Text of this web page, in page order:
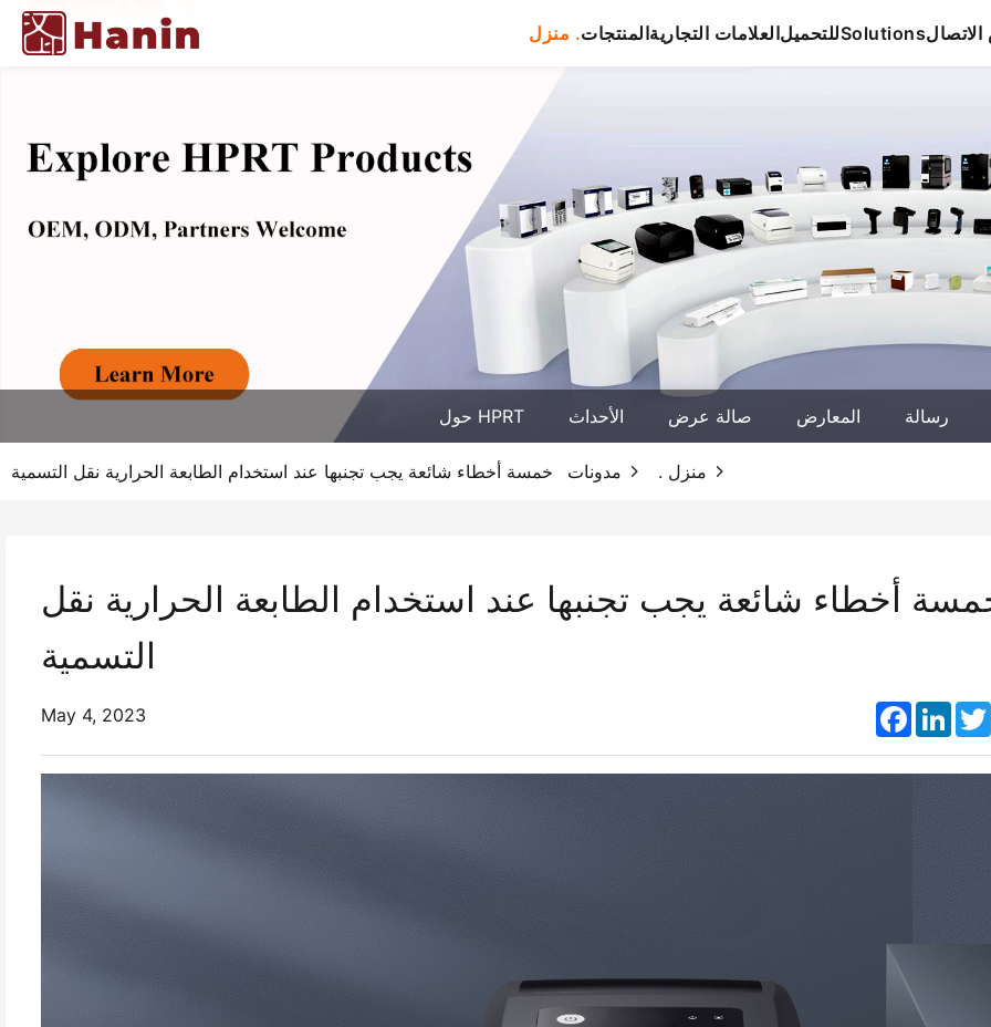
منزل .المنتجاتالعلامات التجاريةللتحميلSolutions
حول HPRT الأحداث صالة عرض المعارض رسالة
منزل . مدونات خمسة أخطاء شائعة يجب تجنبها عند استخدام الطابعة الحرارية نقل التسمية
أخطاء شائعة يجب تجنبها عند استخدام الطابعة الحرارية نقل
التسمية
May 4, 2023 Facebook